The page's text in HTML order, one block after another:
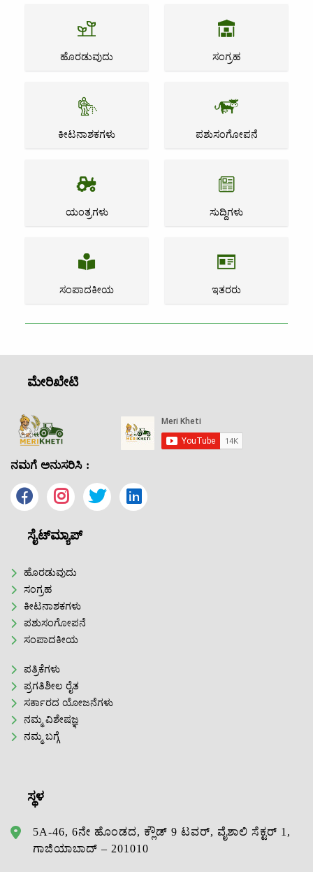
ಹೊರಡುವುದು ಸಂಗ್ರಹ
ಕೀಟನಾಶಕಗಳು ಪಶುಸಂಗೋಪನೆ
ಯಂತ್ರಗಳು ಸುದ್ದಿಗಳು
ಸಂಪಾದಕೀಯ ಇತರರು
ಮೇರಿಖೇಟಿ
ನಮಗೆ ಅನುಸರಿಸಿ :
ಸೈಟ್‌ಮ್ಯಾಪ್
ಹೊರಡುವುದು
ಸಂಗ್ರಹ
ಕೀಟನಾಶಕಗಳು
ಪಶುಸಂಗೋಪನೆ
ಸಂಪಾದಕೀಯ
ಪತ್ರಿಕೆಗಳು
ಪ್ರಗತಿಶೀಲ ರೈತ
ಸರ್ಕಾರದ ಯೋಜನೆಗಳು
ನಮ್ಮ ವಿಶೇಷಜ್ಞ
ನಮ್ಮ ಬಗ್ಗೆ
ಸ್ಥಳ
5A-46, 6ನೇ ಹೊಂಡದ, ಕ್ಲೌಡ್ 9 ಟವರ್, ವೈಶಾಲಿ ಸೆಕ್ಟರ್ 1,
ಗಾಜಿಯಾಬಾದ್ – 201010